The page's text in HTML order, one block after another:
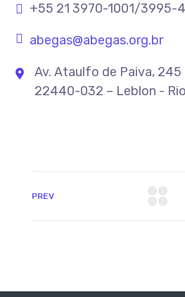
+55 21 3970-1001/3995-
abegas@abegas.org.br
Av. Ataulfo de Paiva, 245
22440-032 – Leblon -
PREV